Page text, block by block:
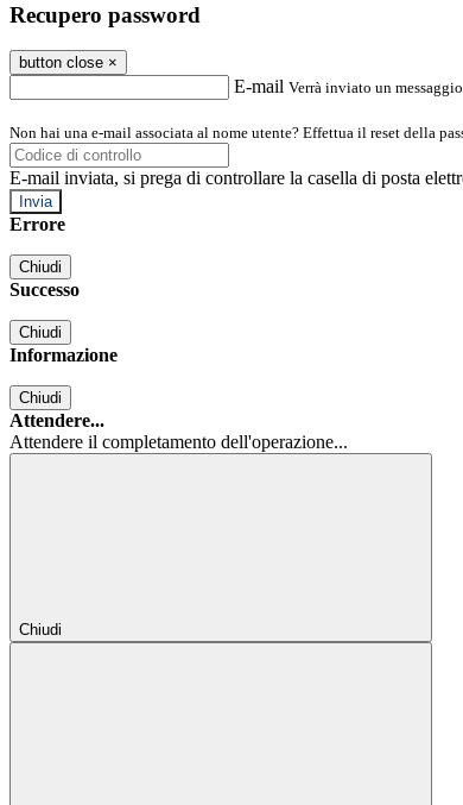
Recupero password
button close ×
E-mail Verrà inviato un
Non hai una e-mail associata al nome utente? Effettua il reset della
E-mail inviata, si prega di controllare la casella di posta
Errore
Chiudi
Successo
Chiudi
Informazione
Chiudi
Attendere...
Attendere il completamento dell'operazione...
Chiudi